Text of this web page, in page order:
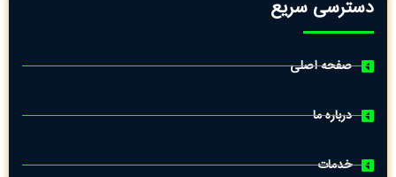
دسترسی سریع
صفحه اصلی
درباره ما
خدمات